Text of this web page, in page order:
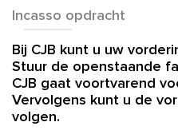
Incasso opdracht
Bij CJB kunt u uw
Stuur de openstaande
CJB gaat voortvarend
Vervolgens kunt u de
volgen.